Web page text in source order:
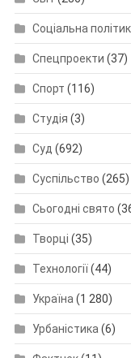
Соціальна
Спецпроекти (37)
Спорт (116)
Студія (3)
Суд (692)
Суспільство (265)
Сьогодні свято
Творці (35)
Технології(44)
Україна(1 280)
Урбаністика(6)